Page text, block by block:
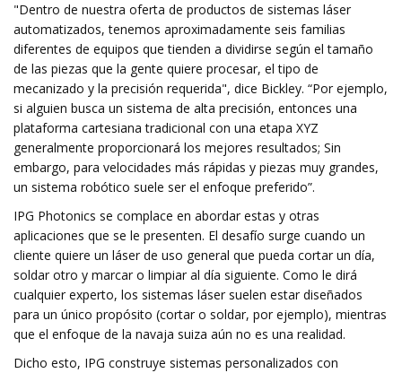
"Dentro de nuestra oferta de productos de sistemas láser
automatizados, tenemos aproximadamente seis familias
diferentes de equipos que tienden a dividirse según el tamaño
de las piezas que la gente quiere procesar, el tipo de
mecanizado y la precisión requerida", dice Bickley. “Por ejemplo,
si alguien busca un sistema de alta precisión, entonces una
plataforma cartesiana tradicional con una etapa XYZ
generalmente proporcionará los mejores resultados; Sin
embargo, para velocidades más rápidas y piezas muy grandes,
un sistema robótico suele ser el enfoque preferido”.
IPG Photonics se complace en abordar estas y otras
aplicaciones que se le presenten. El desafío surge cuando un
cliente quiere un láser de uso general que pueda cortar un día,
soldar otro y marcar o limpiar al día siguiente. Como le dirá
cualquier experto, los sistemas láser suelen estar diseñados
para un único propósito (cortar o soldar, por ejemplo), mientras
que el enfoque de la navaja suiza aún no es una realidad.
Dicho esto, IPG construye sistemas personalizados con